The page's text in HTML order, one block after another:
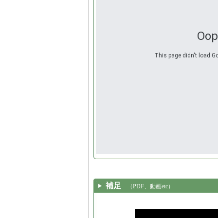
This page didn't load
補足 （PDF、動画etc）